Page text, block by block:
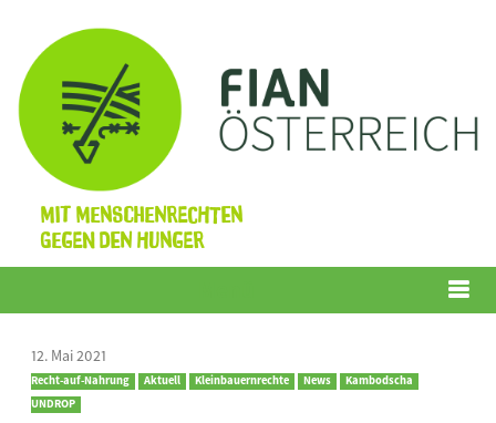
Mit Menschenrechten
gegen den Hunger
12. Mai 2021
Recht-auf-Nahrung Aktuell Kleinbauernrechte News
Kambodscha
UNDROP